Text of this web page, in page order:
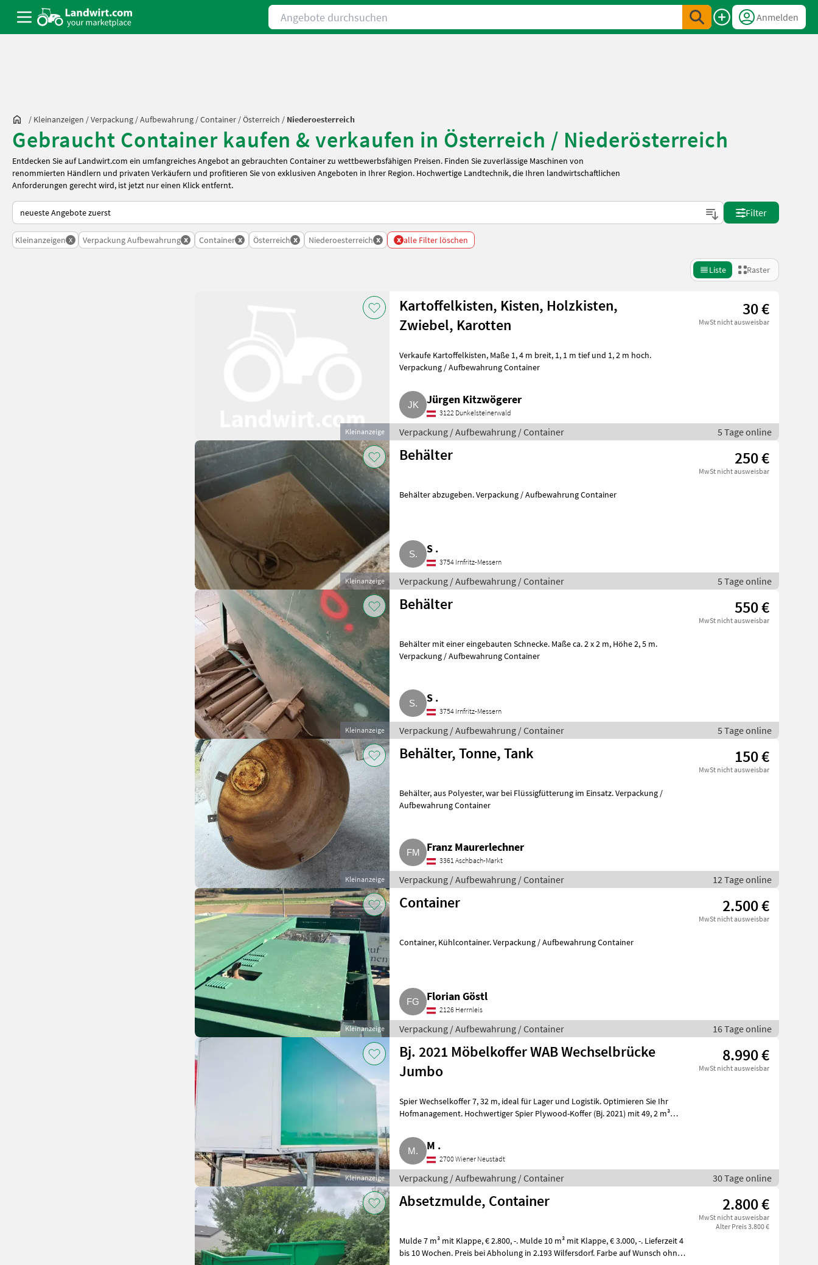
Angebote durchsuchen
Anmelden
/ Kleinanzeigen /Verpackung / Aufbewahrung /Container /Österreich / Niederoesterreich
Gebraucht Container kaufen & verkaufen in Österreich / Niederösterreich
Entdecken Sie auf Landwirt.com ein umfangreiches Angebot an gebrauchten Container zu wettbewerbsfähigen Preisen. Finden Sie zuverlässige Maschinen von
renommierten Händlern und privaten Verkäufern und profitieren Sie von exklusiven Angeboten in Ihrer Region. Hochwertige Landtechnik, die Ihren landwirtschaftlichen
Anforderungen gerecht wird, ist jetzt nur einen Klick entfernt.
So wird auf Landwirt.com sortiert
Filter
Kleinanzeigen x Verpackung Aufbewahrung x Container x Österreich x Niederoesterreich x x alle Filter löschen
Liste Raster
Kleinanzeige
Kartoffelkisten, Kisten, Holzkisten,
Zwiebel, Karotten
30 €
MwSt nicht ausweisbar
Verkaufe Kartoffelkisten, Maße 1, 4 m breit, 1, 1 m tief und 1, 2 m hoch.
Verpackung / Aufbewahrung Container
Jürgen Kitzwögerer
3122 Dunkelsteinerwald
Verpackung / Aufbewahrung / Container 5 Tage online
Kleinanzeige
Behälter 250 €
MwSt nicht ausweisbar
Behälter abzugeben. Verpackung / Aufbewahrung Container
S .
3754 Irnfritz-Messern
Verpackung / Aufbewahrung / Container 5 Tage online
Kleinanzeige
Behälter 550 €
MwSt nicht ausweisbar
Behälter mit einer eingebauten Schnecke. Maße ca. 2 x 2 m, Höhe 2, 5 m.
Verpackung / Aufbewahrung Container
S .
3754 Irnfritz-Messern
Verpackung / Aufbewahrung / Container 5 Tage online
Kleinanzeige
Behälter, Tonne, Tank 150 €
MwSt nicht ausweisbar
Behälter, aus Polyester, war bei Flüssigfütterung im Einsatz. Verpackung /
Aufbewahrung Container
Franz Maurerlechner
3361 Aschbach-Markt
Verpackung / Aufbewahrung / Container 12 Tage online
Kleinanzeige
Container 2.500 €
MwSt nicht ausweisbar
Container, Kühlcontainer. Verpackung / Aufbewahrung Container
Florian Göstl
2126 Herrnleis
Verpackung / Aufbewahrung / Container 16 Tage online
Kleinanzeige
Bj. 2021 Möbelkoffer WAB Wechselbrücke
Jumbo
8.990 €
MwSt nicht ausweisbar
Spier Wechselkoffer 7, 32 m, ideal für Lager und Logistik. Optimieren Sie Ihr
Hofmanagement. Hochwertiger Spier Plywood-Koffer (Bj. 2021) mit 49, 2 m³
M .
2700 Wiener Neustadt
Verpackung / Aufbewahrung / Container 30 Tage online
Absetzmulde, Container 2.800 €
MwSt nicht ausweisbar
Alter Preis 3.800 €
Mulde 7 m³ mit Klappe, € 2.800, -. Mulde 10 m³ mit Klappe, € 3.000, -. Lieferzeit 4
bis 10 Wochen. Preis bei Abholung in 2.193 Wilfersdorf. Farbe auf Wunsch ohne